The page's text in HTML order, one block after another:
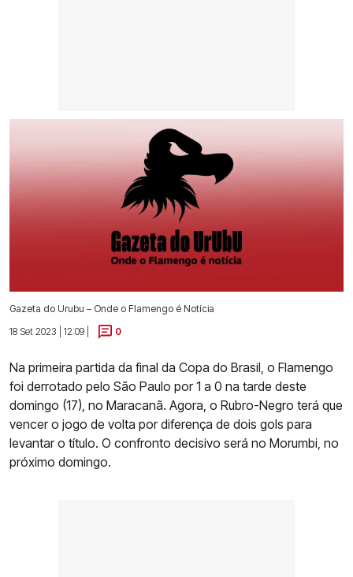
Gazeta do Urubu – Onde o Flamengo é Notícia
18 Set 2023 | 12:09 |
0
Na primeira partida da final da Copa do Brasil, o Flamengo
foi derrotado pelo São Paulo por 1 a 0 na tarde deste
domingo (17), no Maracanã. Agora, o Rubro-Negro terá que
vencer o jogo de volta por diferença de dois gols para
levantar o título. O confronto decisivo será no Morumbi, no
próximo domingo.